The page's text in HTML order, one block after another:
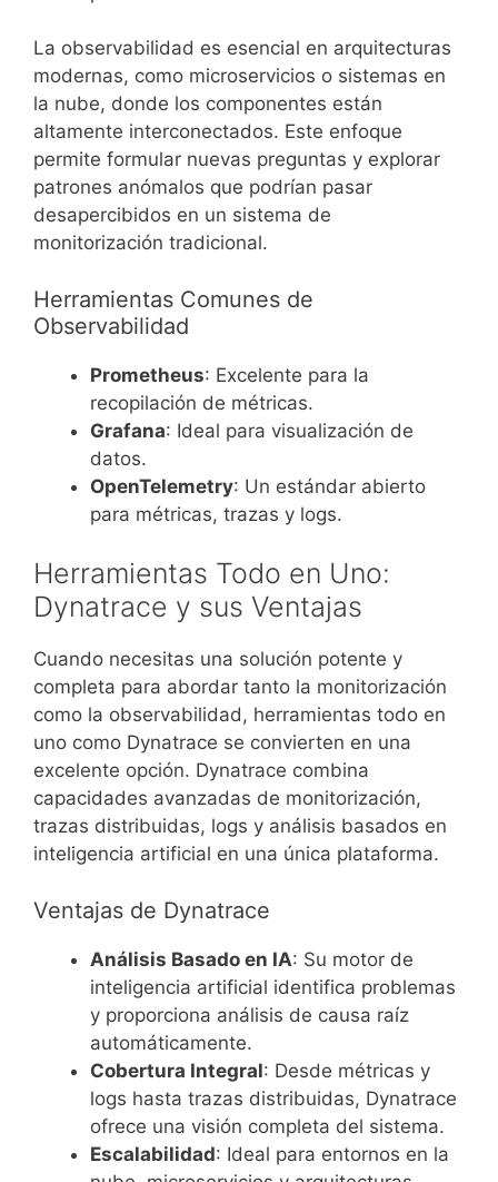
La observabilidad es esencial en arquitecturas
modernas, como microservicios o sistemas en
la nube, donde los componentes están
altamente interconectados. Este enfoque
permite formular nuevas preguntas y explorar
patrones anómalos que podrían pasar
desapercibidos en un sistema de
monitorización tradicional.
Herramientas Comunes de
Observabilidad
Prometheus: Excelente para la
recopilación de métricas.
Grafana: Ideal para visualización de
datos.
OpenTelemetry: Un estándar abierto
para métricas, trazas y logs.
Herramientas Todo en Uno:
Dynatrace y sus Ventajas
Cuando necesitas una solución potente y
completa para abordar tanto la monitorización
como la observabilidad, herramientas todo en
uno como Dynatrace se convierten en una
excelente opción. Dynatrace combina
capacidades avanzadas de monitorización,
trazas distribuidas, logs y análisis basados en
inteligencia artificial en una única plataforma.
Ventajas de Dynatrace
Análisis Basado en IA: Su motor de
inteligencia artificial identifica problemas
y proporciona análisis de causa raíz
automáticamente.
Cobertura Integral: Desde métricas y
logs hasta trazas distribuidas, Dynatrace
ofrece una visión completa del sistema.
Escalabilidad: Ideal para entornos en la